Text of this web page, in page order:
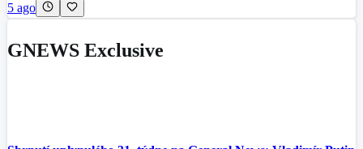
5 ago
GNEWS Exclusive